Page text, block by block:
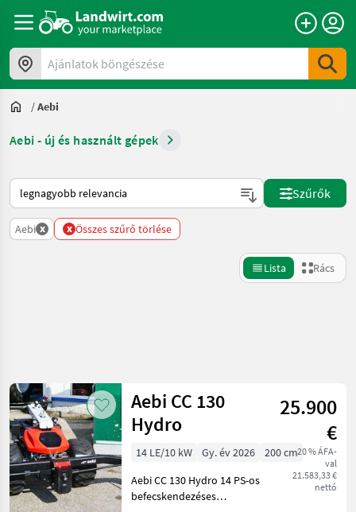
Ajánlatok böngészése
/Aebi
Aebi - új és használt gépek
Így van sorba rendezve a Landwirt.com-on
Szűrők
Aebi x x Összes szűrő törlése
Lista Rács
Kategória 1 Ország Szűrők
AKTUÁLIS
ÚTVONAL
Aebi
Visszaállítás
418 eredmény
Aebi CC 130
Hydro
25.900
€
20 % ÁFA-
val
21.583,33 €
nettó
14 LE/10 kW Gy. év 2026
200 cm
Aebi CC 130 Hydro 14 PS-os
befecskendezéses